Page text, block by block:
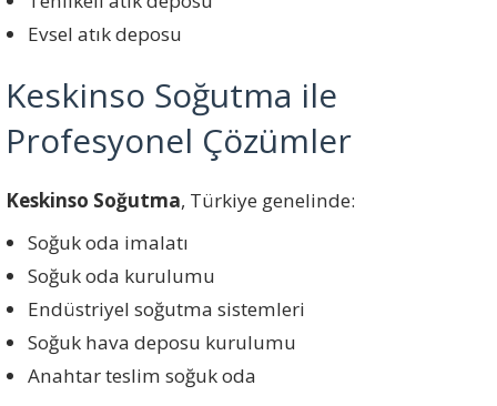
Evsel atık deposu
Keskinso Soğutma ile
Profesyonel Çözümler
Keskinso Soğutma, Türkiye genelinde:
Soğuk oda imalatı
Soğuk oda kurulumu
Endüstriyel soğutma sistemleri
Soğuk hava deposu kurulumu
Anahtar teslim soğuk oda